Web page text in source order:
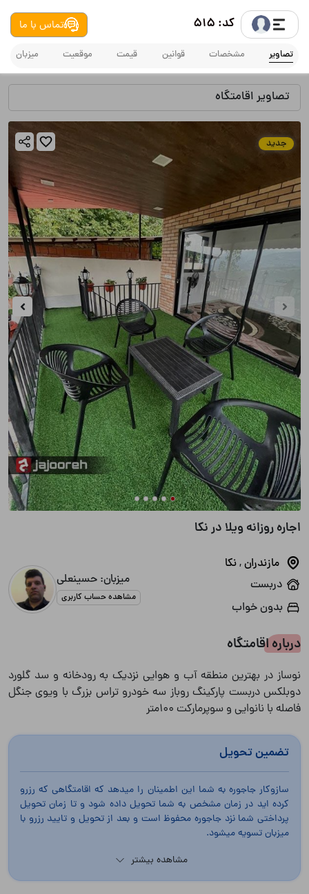
کد: 515 تماس با ما
تصاویر مشخصات قوانین قیمت موقعیت میزبان
جدید
تصاویر اقامتگاه
اجاره روزانه ویلا در نکا
مازندران,نکا
دربست
بدون خواب
میزبان: حسینعلی
مشاهده حساب کاربری
درباره اقامتگاه
نوساز در بهترین منطقه آب و هوایی نزدیک به رودخانه و سد گلورد
دوبلکس دربست پارکینگ روباز سه خودرو تراس بزرگ با ویوی جنگل
فاصله با نانوایی و سوپرمارکت ۱۰۰متر
تضمین تحویل
سازوکار جاجوره به شما این اطمینان را میدهد که اقامتگاهی که رزرو
کرده اید در زمان مشخص به شما تحویل داده شود و تا زمان تحویل
پرداختی شما نزد جاجوره محفوظ است و بعد از تحویل و تایید رزرو با
میزبان تسویه میشود.
مشاهده بیشتر